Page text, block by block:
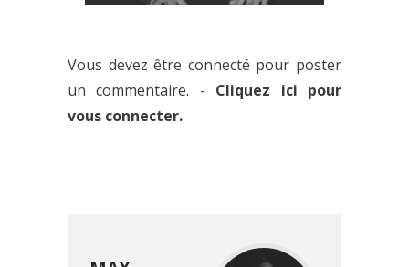
NOUVELLE TRACK PUISSANTE
D’8ER$
Vous devez être connecté pour poster
un commentaire. - Cliquez ici pour
vous connecter.